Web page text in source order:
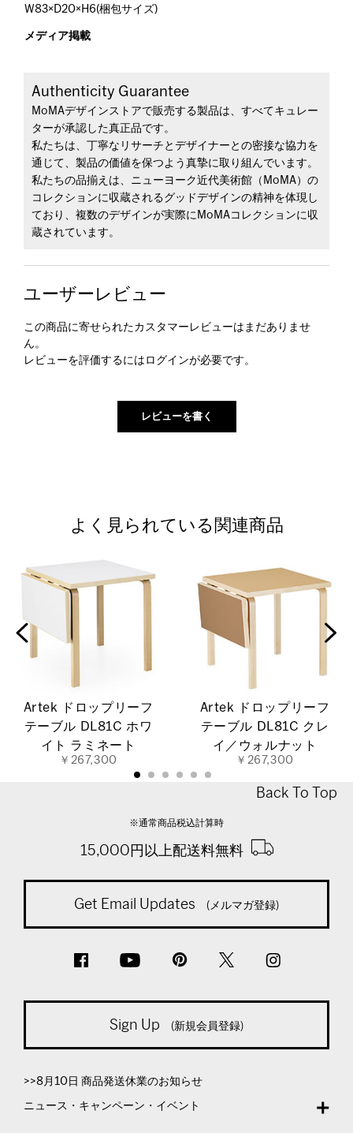
W83×D20×H6(梱包サイズ)
メディア掲載
Authenticity Guarantee
MoMAデザインストアで販売する製品は、すべてキュレー
ターが承認した真正品です。
私たちは、丁寧なリサーチとデザイナーとの密接な協力を
通じて、製品の価値を保つよう真摯に取り組んでいます。
私たちの品揃えは、ニューヨーク近代美術館（MoMA）の
コレクションに収蔵されるグッドデザインの精神を体現し
ており、複数のデザインが実際にMoMAコレクションに収
蔵されています。
ユーザーレビュー
この商品に寄せられたカスタマーレビューはまだありませ
ん。
レビューを評価するには ログインが必要です。
よく見られている関連商品
Artek ドロップリーフ
テーブル DL81C ホワ
イト ラミネート
￥267,300
Artek ドロップリーフ
テーブル DL81C クレ
イ／ウォルナット
￥267,300
Back To Top
※通常商品税込計算時
15,000円以上配送料無料
Get Email Updates (メルマガ登録)
Sign Up (新規会員登録)
>>8月10日 商品発送休業のお知らせ
ニュース・キャンペーン・イベント